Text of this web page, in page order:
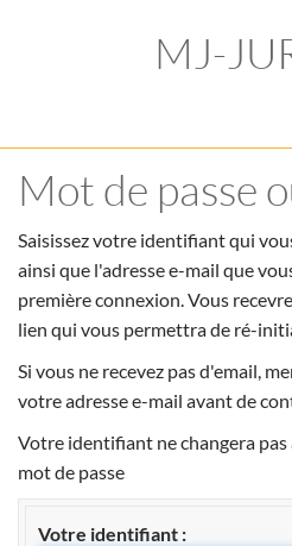
MJ-
Mot de passe
Saisissez votre identifiant qui
ainsi que l'adresse e-mail que
première connexion. Vous
lien qui vous permettra de ré-
Si vous ne recevez pas d'email,
votre adresse e-mail avant de
Votre identifiant ne changera
mot de passe
Votre identifiant